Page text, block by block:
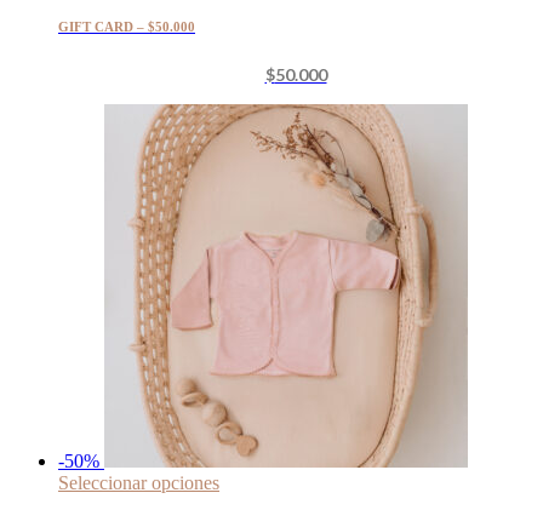
GIFT CARD – $50.000
$50.000
-50%
Seleccionar opciones